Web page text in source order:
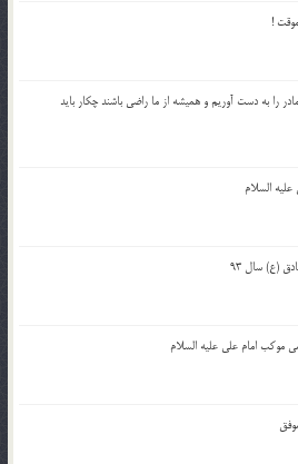
!
را به دست آوريم و هميشه از ما راضي باشند چكار بايد
السلام
(ع) سال 93
امام علی علیه السلام